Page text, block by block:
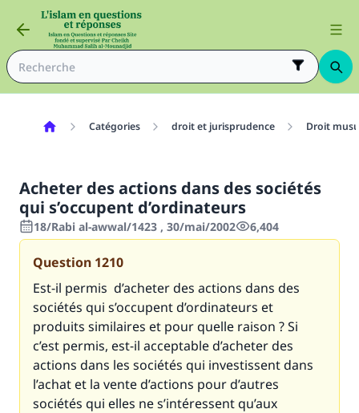
Catégories droit et jurisprudence Droit
Acheter des actions dans des sociétés
qui s’occupent d’ordinateurs
18/Rabi al-awwal/1423 , 30/mai/2002 6,404
Question 1210
Est-il permis d’acheter des actions dans des
sociétés qui s’occupent d’ordinateurs et
produits similaires et pour quelle raison ? Si
c’est permis, est-il acceptable d’acheter des
actions dans les sociétés qui investissent dans
l’achat et la vente d’actions pour d’autres
sociétés qui elles ne s’intéressent qu’aux